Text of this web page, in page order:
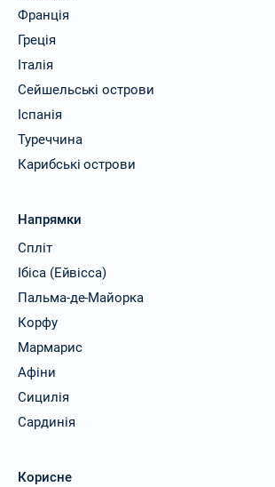
Франція
Греція
Італія
Сейшельські острови
Іспанія
Туреччина
Карибські острови
Напрямки
Спліт
Ібіса (Ейвісса)
Пальма-де-Майорка
Корфу
Мармарис
Афіни
Сицилія
Сардинія
Корисне